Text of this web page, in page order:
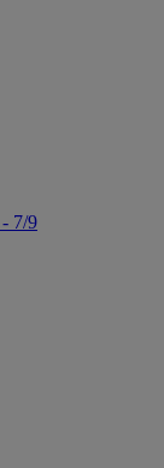
7/9